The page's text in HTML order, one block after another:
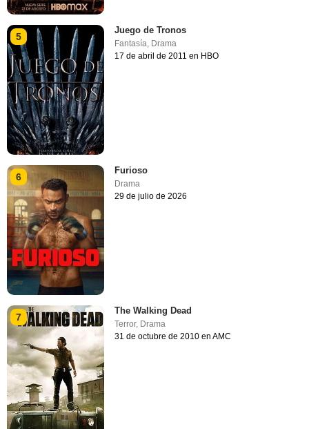
5
Juego de Tronos
Fantasía Drama
17 de abril de 2011 en HBO
6
Furioso
Drama
29 de julio de 2026
7
The Walking Dead
Terror, Drama
31 de octubre de 2010 en AMC